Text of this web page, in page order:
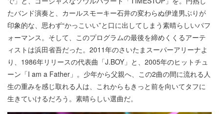
たバンド演奏と、カールスモーキー石井の変わらぬ伊達男ぶりが
印象的な、思わず“かっこいい”と口に出してしまう素晴らしいパフ
ォーマンス。そして、このプログラムの最後を締めくくるアーテ
ィストは浜田省吾だった。2011年のさいたまスーパーアリーナよ
り、1986年リリースの代表曲「J.BOY」と、2005年のヒットチュ
ーン「I am a Father」。少年から父親へ、この2曲の間に流れる人
生の重みを感じ取れる人は、これからもきっと前を向いてタフに
生きていけるだろう。素晴らしい選曲だ。